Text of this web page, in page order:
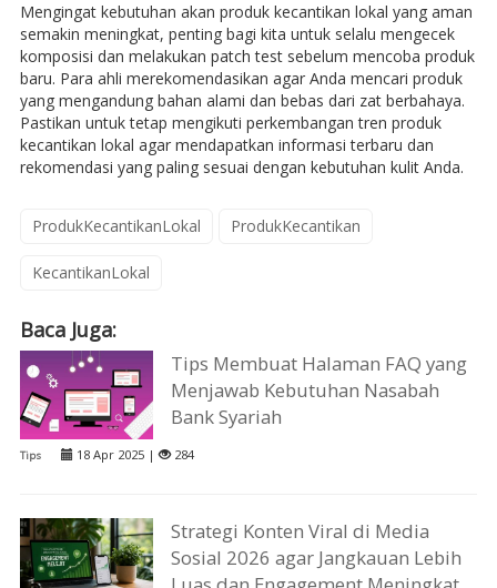
Mengingat kebutuhan akan produk kecantikan lokal yang aman
semakin meningkat, penting bagi kita untuk selalu mengecek
komposisi dan melakukan patch test sebelum mencoba produk
baru. Para ahli merekomendasikan agar Anda mencari produk
yang mengandung bahan alami dan bebas dari zat berbahaya.
Pastikan untuk tetap mengikuti perkembangan tren produk
kecantikan lokal agar mendapatkan informasi terbaru dan
rekomendasi yang paling sesuai dengan kebutuhan kulit Anda.
ProdukKecantikanLokal ProdukKecantikan
KecantikanLokal
Baca Juga:
Tips Membuat Halaman FAQ yang
Menjawab Kebutuhan Nasabah
Bank Syariah
Tips 18 Apr 2025 | 284
Strategi Konten Viral di Media
Sosial 2026 agar Jangkauan Lebih